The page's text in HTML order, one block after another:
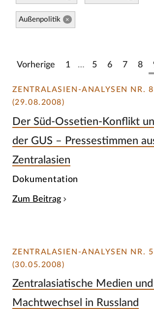
Außenpolitik ×
Vorherige 1 … 5 6 7 8
ZENTRALASIEN-ANALYSEN NR. 8
(29.08.2008)
Der Süd-Ossetien-Konflikt
der GUS – Pressestimmen
Zentralasien
Dokumentation
Zum Beitrag
ZENTRALASIEN-ANALYSEN NR. 5
(30.05.2008)
Zentralasiatische Medien
Machtwechsel in Russland